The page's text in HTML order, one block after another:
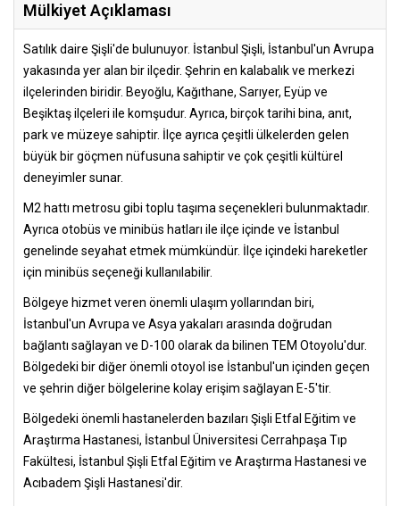
Mülkiyet Açıklaması
Satılık daire Şişli'de bulunuyor. İstanbul Şişli, İstanbul'un Avrupa
yakasında yer alan bir ilçedir. Şehrin en kalabalık ve merkezi
ilçelerinden biridir. Beyoğlu, Kağıthane, Sarıyer, Eyüp ve
Beşiktaş ilçeleri ile komşudur. Ayrıca, birçok tarihi bina, anıt,
park ve müzeye sahiptir. İlçe ayrıca çeşitli ülkelerden gelen
büyük bir göçmen nüfusuna sahiptir ve çok çeşitli kültürel
deneyimler sunar.
M2 hattı metrosu gibi toplu taşıma seçenekleri bulunmaktadır.
Ayrıca otobüs ve minibüs hatları ile ilçe içinde ve İstanbul
genelinde seyahat etmek mümkündür. İlçe içindeki hareketler
için minibüs seçeneği kullanılabilir.
Bölgeye hizmet veren önemli ulaşım yollarından biri,
İstanbul'un Avrupa ve Asya yakaları arasında doğrudan
bağlantı sağlayan ve D-100 olarak da bilinen TEM Otoyolu'dur.
Bölgedeki bir diğer önemli otoyol ise İstanbul'un içinden geçen
ve şehrin diğer bölgelerine kolay erişim sağlayan E-5'tir.
Bölgedeki önemli hastanelerden bazıları Şişli Etfal Eğitim ve
Araştırma Hastanesi, İstanbul Üniversitesi Cerrahpaşa Tıp
Fakültesi, İstanbul Şişli Etfal Eğitim ve Araştırma Hastanesi ve
Acıbadem Şişli Hastanesi'dir.